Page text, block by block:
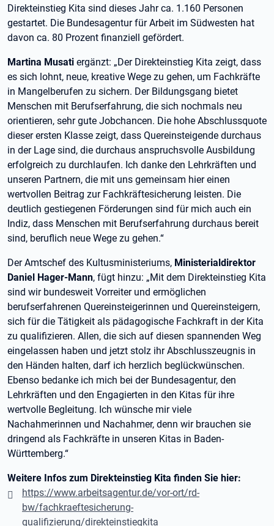
Direkteinstieg Kita sind dieses Jahr ca. 1.160 Personen
gestartet. Die Bundesagentur für Arbeit im Südwesten hat
davon ca. 80 Prozent finanziell gefördert.
Martina Musati ergänzt: „Der Direkteinstieg Kita zeigt, dass
es sich lohnt, neue, kreative Wege zu gehen, um Fachkräfte
in Mangelberufen zu sichern. Der Bildungsgang bietet
Menschen mit Berufserfahrung, die sich nochmals neu
orientieren, sehr gute Jobchancen. Die hohe Abschlussquote
dieser ersten Klasse zeigt, dass Quereinsteigende durchaus
in der Lage sind, die durchaus anspruchsvolle Ausbildung
erfolgreich zu durchlaufen. Ich danke den Lehrkräften und
unseren Partnern, die mit uns gemeinsam hier einen
wertvollen Beitrag zur Fachkräftesicherung leisten. Die
deutlich gestiegenen Förderungen sind für mich auch ein
Indiz, dass Menschen mit Berufserfahrung durchaus bereit
sind, beruflich neue Wege zu gehen.“
Der Amtschef des Kultusministeriums, Ministerialdirektor
Daniel Hager-Mann, fügt hinzu: „Mit dem Direkteinstieg Kita
sind wir bundesweit Vorreiter und ermöglichen
berufserfahrenen Quereinsteigerinnen und Quereinsteigern,
sich für die Tätigkeit als pädagogische Fachkraft in der Kita
zu qualifizieren. Allen, die sich auf diesen spannenden Weg
eingelassen haben und jetzt stolz ihr Abschlusszeugnis in
den Händen halten, darf ich herzlich beglückwünschen.
Ebenso bedanke ich mich bei der Bundesagentur, den
Lehrkräften und den Engagierten in den Kitas für ihre
wertvolle Begleitung. Ich wünsche mir viele
Nachahmerinnen und Nachahmer, denn wir brauchen sie
dringend als Fachkräfte in unseren Kitas in Baden-
Württemberg.“
Weitere Infos zum Direkteinstieg Kita finden Sie hier:
https://www.arbeitsagentur.de/vor-ort/rd-
bw/fachkraeftesicherung-
qualifizierung/direkteinstiegkita